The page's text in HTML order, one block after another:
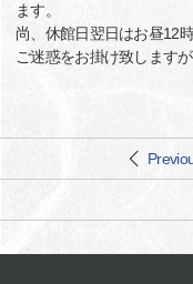
ます。
尚、休館日翌日はお昼12
ご迷惑をお掛け致します